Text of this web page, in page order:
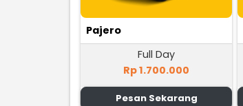
Pajero
Full Day
Rp 1.700.000
Pesan Sekarang